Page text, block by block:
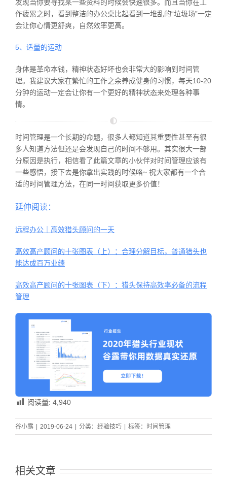
发现当你要寻找某一些资料的时候会快速很多。而且当你在工
作疲累之时，看到整洁的办公桌比起看到一堆乱的“垃圾场”一定
会让你心情更舒爽，自然效率更高。
5、适量的运动
身体是革命本钱，精神状态好坏也会非常大的影响到时间管
理。我建议大家在繁忙的工作之余养成健身的习惯，每天10-20
分钟的运动一定会让你有一个更好的精神状态来处理各种事
情。
时间管理是一个长期的命题，很多人都知道其重要性甚至有很
多人知道方法但还是会发现自己的时间不够用。其实很大一部
分原因是执行，相信看了此篇文章的小伙伴对时间管理应该有
一些感悟，接下去是你拿出实践的时候咯~ 祝大家都有一个合
适的时间管理方法，在同一时间获取更多价值！
延伸阅读：
远程办公｜高效猎头顾问的一天
高效高产顾问的十张图表（上）：合理分解目标，普通猎头也
能达成百万业绩
高效高产顾问的十张图表（下）：猎头保持高效率必备的流程
管理
阅读量: 4,940
谷小露 | 2019-06-24 | 分类： 经验技巧 | 标签： 时间管理
相关文章